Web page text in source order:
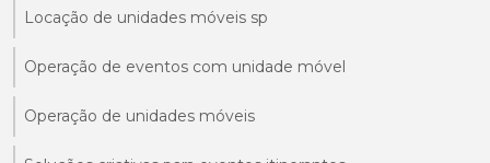
Locação de unidades móveis sp
Operação de eventos com unidade móvel
Operação de unidades móveis